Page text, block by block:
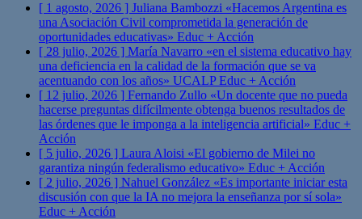
[ 1 agosto, 2026 ] Juliana Bambozzi «Hacemos Argentina es
una Asociación Civil comprometida la generación de
oportunidades educativas» Educ + Acción
[ 28 julio, 2026 ] María Navarro «en el sistema educativo hay
una deficiencia en la calidad de la formación que se va
acentuando con los años» UCALPEduc + Acción
[ 12 julio, 2026 ] Fernando Zullo «Un docente que no pueda
hacerse preguntas difícilmente obtenga buenos resultados de
las órdenes que le imponga a la inteligencia artificial» Educ +
Acción
[ 5 julio, 2026 ] Laura Aloisi «El gobierno de Milei no
garantiza ningún federalismo educativo» Educ + Acción
[ 2 julio, 2026 ] Nahuel González «Es importante iniciar esta
discusión con que la IA no mejora la enseñanza por sí sola»
Educ + Acción